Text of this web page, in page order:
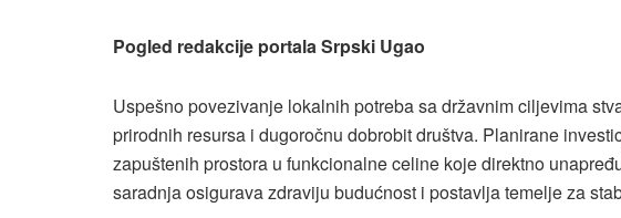
Pogled redakcije portala Srpski Ugao
Uspešno povezivanje lokalnih potreba sa državnim ciljevima
prirodnih resursa i dugoročnu dobrobit društva. Planirane
zapuštenih prostora u funkcionalne celine koje direktno
saradnja osigurava zdraviju budućnost i postavlja temelje za